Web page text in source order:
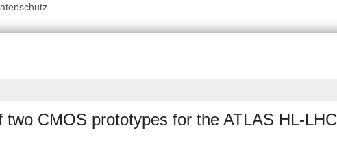
two CMOS prototypes for the ATLAS HL-LHC